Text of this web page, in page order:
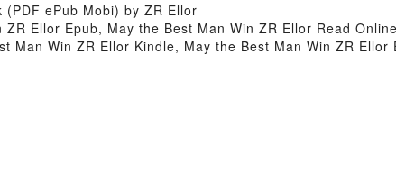
ePub Mobi) by ZR Ellor
Ellor Epub, May the Best Man Win ZR Ellor Read
Man Win ZR Ellor Kindle, May the Best Man Win ZR Ellor